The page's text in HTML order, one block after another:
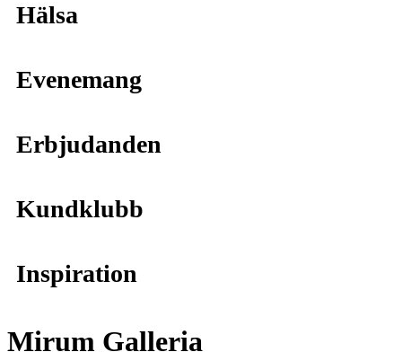
Hälsa
Evenemang
Erbjudanden
Kundklubb
Inspiration
Mirum Galleria